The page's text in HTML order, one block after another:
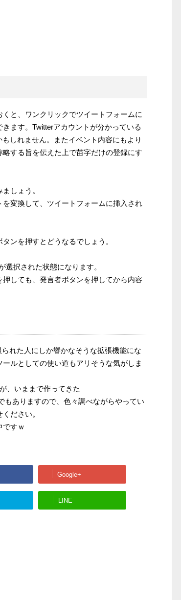
と、ワンクリックでツイートフォームに
ます。Twitterアカウントが分かっている
しれません。またイベント内容にもより
する旨を伝えた上で苗字だけの登録にす
しょう。
変換して、ツイートフォームに挿入され
ンを押すとどうなるでしょう。
択された状態になります。
しても、発言者ボタンを押してから内容
れた人にしか響かなそうな拡張機能にな
ルとしての使い道もアリそうな気がしま
、いままで作ってきた
もありますので、色々調べながらやってい
ださい。
ですｗ
Google+
LINE